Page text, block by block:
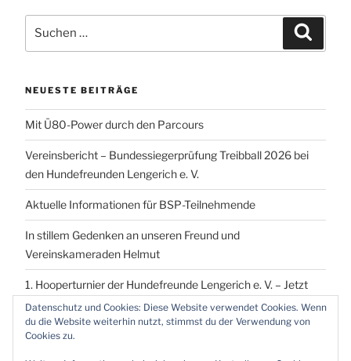
nach:
NEUESTE BEITRÄGE
Mit Ü80-Power durch den Parcours
Vereinsbericht – Bundessiegerprüfung Treibball 2026 bei
den Hundefreunden Lengerich e. V.
Aktuelle Informationen für BSP-Teilnehmende
In stillem Gedenken an unseren Freund und
Vereinskameraden Helmut
1. Hooperturnier der Hundefreunde Lengerich e. V. – Jetzt
vormerken!
Datenschutz und Cookies: Diese Website verwendet Cookies. Wenn
du die Website weiterhin nutzt, stimmst du der Verwendung von
Cookies zu.